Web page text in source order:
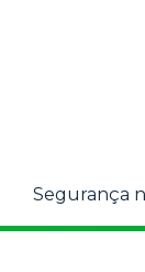
Segurança